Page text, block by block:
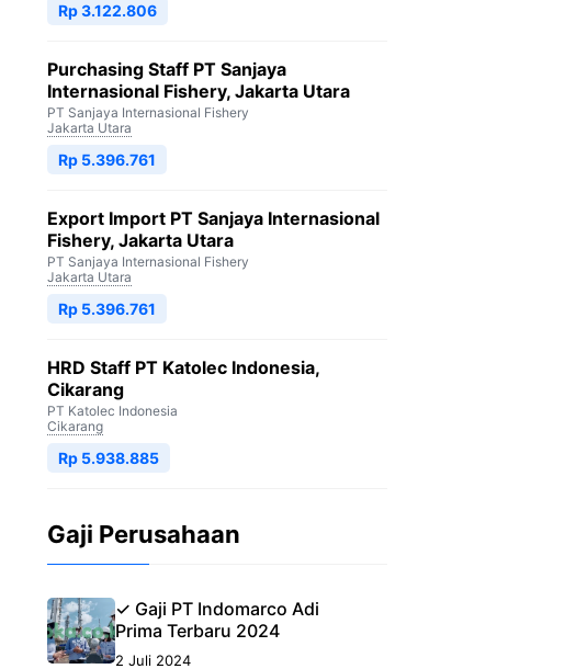
Rp 3.122.806
Purchasing Staff PT Sanjaya
Internasional Fishery, Jakarta Utara
PT Sanjaya Internasional Fishery
Jakarta Utara
Rp 5.396.761
Export Import PT Sanjaya Internasional
Fishery, Jakarta Utara
PT Sanjaya Internasional Fishery
Jakarta Utara
Rp 5.396.761
HRD Staff PT Katolec Indonesia,
Cikarang
PT Katolec Indonesia
Cikarang
Rp 5.938.885
Gaji Perusahaan
✓ Gaji PT Indomarco Adi
Prima Terbaru 2024
2 Juli 2024